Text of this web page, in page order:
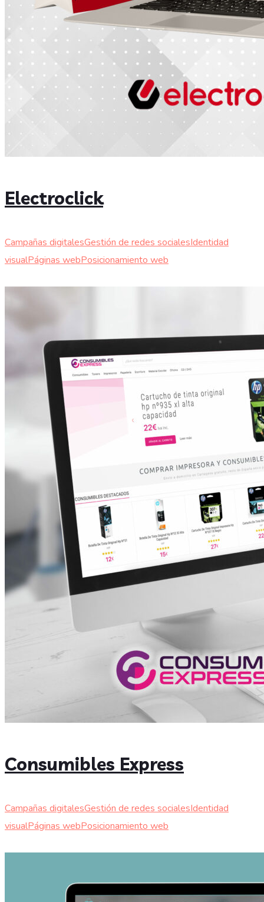
Electroclick
Campañas digitalesGestión de redes socialesIdentidad
visualPáginas webPosicionamiento web
Consumibles Express
Campañas digitalesGestión de redes socialesIdentidad
visualPáginas webPosicionamiento web